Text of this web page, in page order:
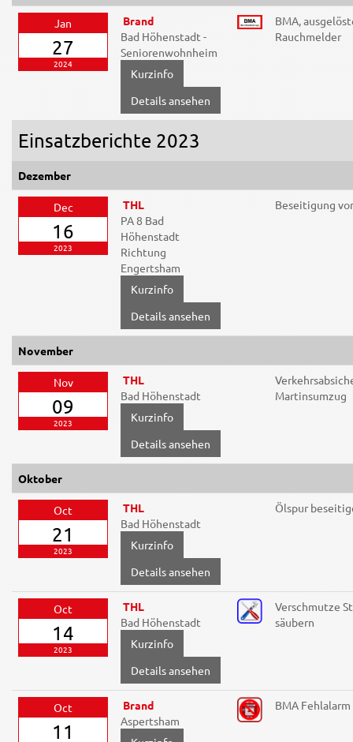
Jan
27
2024
Brand
Bad Höhenstadt -
Seniorenwohnheim
Details ansehen
BMA,
Rauchmelder
Einsatzberichte 2023
Dezember
Dec
16
2023
THL
PA 8 Bad
Höhenstadt
Richtung
Engertsham
Details ansehen
Beseitigung
November
Nov
09
2023
THL
Bad Höhenstadt
Details ansehen
Martinsumzug
Oktober
Oct
21
2023
THL
Bad Höhenstadt
Details ansehen
Ölspur
Oct
14
2023
THL
Bad Höhenstadt
Details ansehen
Verschmutze
säubern
Oct
11
Brand
Aspertsham
BMA Fehlalarm